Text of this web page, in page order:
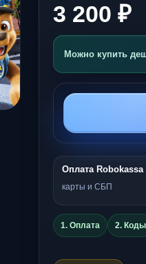
3 200 ₽
Можно купить
Оплата Robokassa
карты и СБП
1. Оплата 2. Коды